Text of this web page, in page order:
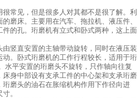
常见，但是很多人对其都不是很了解。利
磨床。主要用在汽车、拖拉机、液压件、
的孔。珩磨机有立式和卧式两种，这上面
竖直安置的主轴带动旋转，同时在液压装
。卧式珩磨机的工作行程较长，适用于珩
水平安置的珩磨头不旋转，只作轴向往复
身中部设有支承工件的中心架和支承珩磨
磨头的油石在胀缩机构作用下作径向进
。